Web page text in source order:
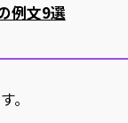
例文9選
。